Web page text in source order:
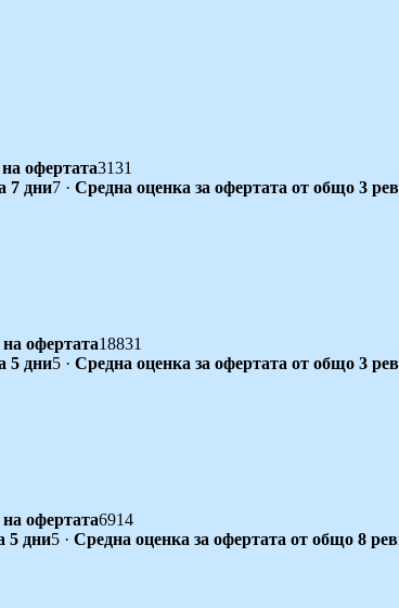
офертата3131
7 дни7 · Средна оценка за офертата от общо 3
офертата18831
5 дни5 · Средна оценка за офертата от общо 3
офертата6914
5 дни5 · Средна оценка за офертата от общо 8